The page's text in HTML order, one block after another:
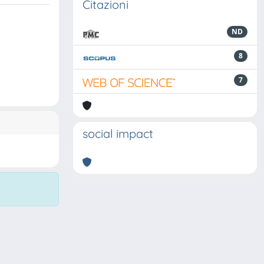
Citazioni
ND
8
7
social impact